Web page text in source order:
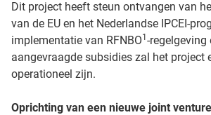
Dit project heeft steun ontvangen van
van de EU en het Nederlandse IPCEI-
implementatie van RFNBO1 -regelgeving
aangevraagde subsidies zal het project
operationeel zijn.
Oprichting van een nieuwe joint